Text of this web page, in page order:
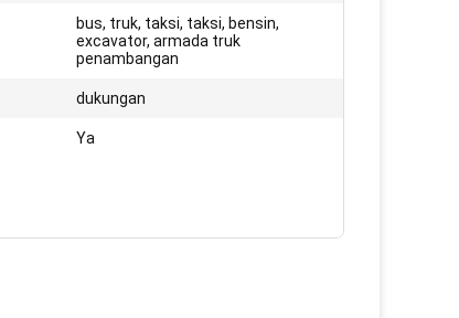
bus, truk, taksi, taksi, bensin,
excavator, armada truk
penambangan
dukungan
Ya